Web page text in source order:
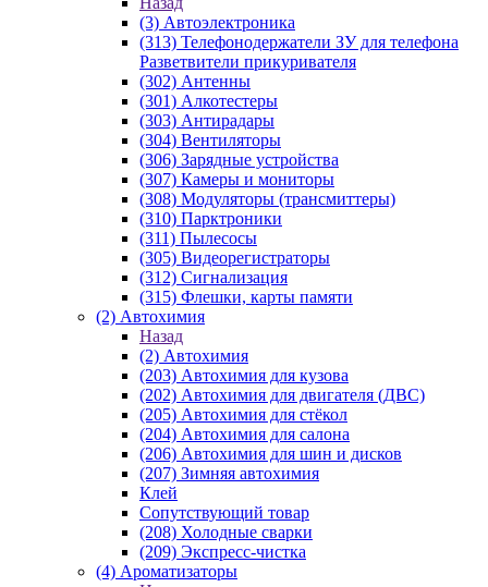
(3) Автоэлектроника
(313) Телефонодержатели ЗУ для телефона
Разветвители прикуривателя
(302) Антенны
(301) Алкотестеры
(303) Антирадары
(304) Вентиляторы
(306) Зарядные устройства
(307) Камеры и мониторы
(308) Модуляторы (трансмиттеры)
(310) Парктроники
(311) Пылесосы
(305) Видеорегистраторы
(312) Сигнализация
(315) Флешки, карты памяти
(2) Автохимия
Назад
(2) Автохимия
(203) Автохимия для кузова
(202) Автохимия для двигателя (ДВС)
(205) Автохимия для стёкол
(204) Автохимия для салона
(206) Автохимия для шин и дисков
(207) Зимняя автохимия
Клей
Сопутствующий товар
(208) Холодные сварки
(209) Экспреcс-чистка
(4) Ароматизаторы